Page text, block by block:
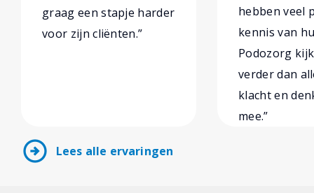
graag een stapje harder
voor zijn cliënten.”
hebben veel
kennis van
Podozorg
verder dan
klacht en
mee.”
arrow_circle_right Lees alle ervaringen